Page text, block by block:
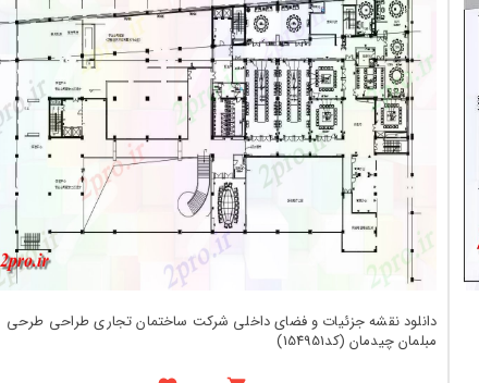
دانلود نقشه جزئیات و فضای داخلی شرکت ساختمان تجاری طراحی طرحی
مبلمان چیدمان (کد154951)